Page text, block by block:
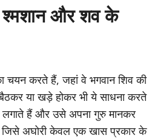
श्मशान और शव के
चयन करते हैं, जहां वे भगवान शिव की
या खड़े होकर भी ये साधना करते
लगाते हैं और उसे अपना गुरु मानकर
अघोरी केवल एक खास प्रकार के